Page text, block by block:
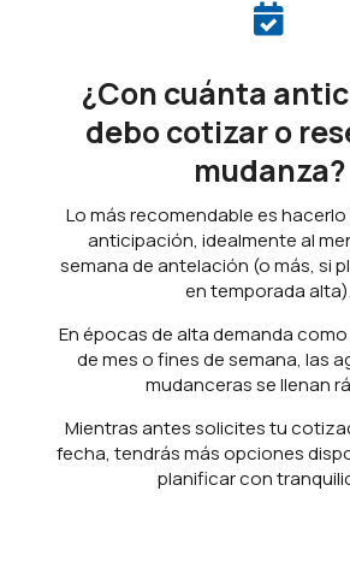

¿Con cuánta
debo cotizar o
mudanza?
Lo más recomendable es
anticipación, idealmente al
semana de antelación (o más, si
en temporada alta).
En épocas de alta demanda
de mes o fines de semana, las
mudanceras se llenan
Mientras antes solicites tu
fecha, tendrás más opciones
planificar con